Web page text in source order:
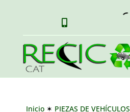

Inicio✶ PIEZAS DE VEHÍCULOS